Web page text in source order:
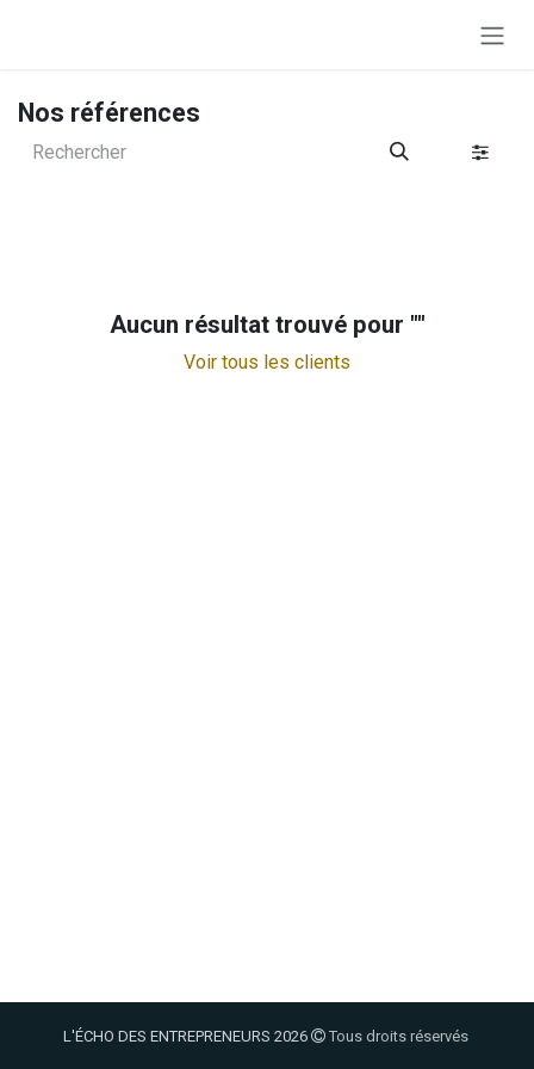
Nos références
Aucun résultat trouvé pour ""
Voir tous les clients
L'ÉCHO DES ENTREPRENEURS 2026 Tous droits réservés